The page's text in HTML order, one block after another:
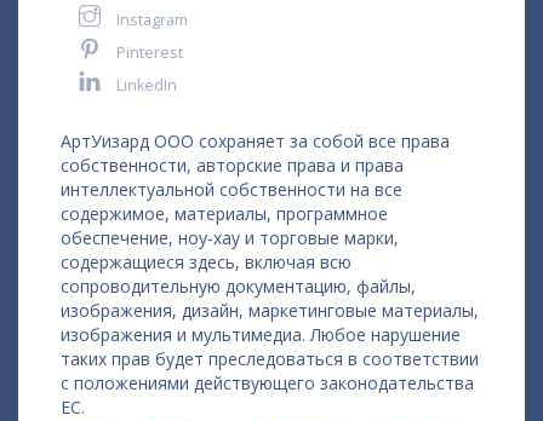
Instagram
Pinterest
LinkedIn
АртУизард ООО сохраняет за собой все права
собственности, авторские права и права
интеллектуальной собственности на все
содержимое, материалы, программное
обеспечение, ноу-хау и торговые марки,
содержащиеся здесь, включая всю
сопроводительную документацию, файлы,
изображения, дизайн, маркетинговые материалы,
изображения и мультимедиа. Любое нарушение
таких прав будет преследоваться в соответствии
с положениями действующего законодательства
ЕС.